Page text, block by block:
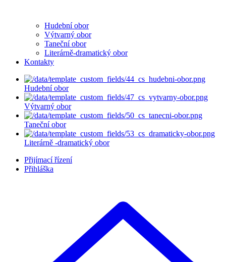
Hudební obor
Výtvarný obor
Taneční obor
Literárně-dramatický obor
Kontakty
Hudební obor
Výtvarný obor
Taneční obor
Literárně -dramatický obor
Přijímací řízení
Přihláška